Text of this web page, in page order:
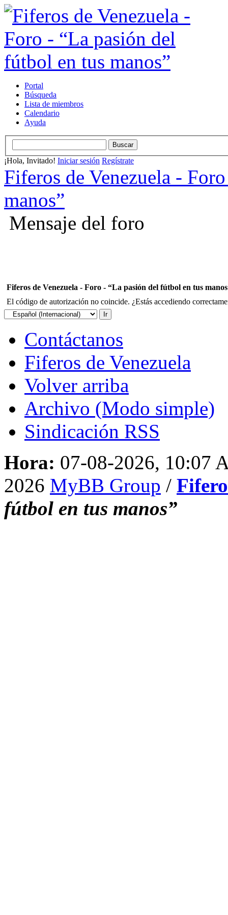
Portal
Búsqueda
Lista de miembros
Calendario
Ayuda
¡Hola, Invitado! Iniciar sesión Regístrate
Fiferos de Venezuela -
manos”
Mensaje del foro
Fiferos de Venezuela - Foro - “La pasión del fútbol en tus
El código de autorización no coincide. ¿Estás accediendo
Contáctanos
Fiferos de Venezuela
Volver arriba
Archivo (Modo simple)
Sindicación RSS
Hora: 07-08-2026, 10:07
2026 MyBB Group /
fútbol en tus manos”